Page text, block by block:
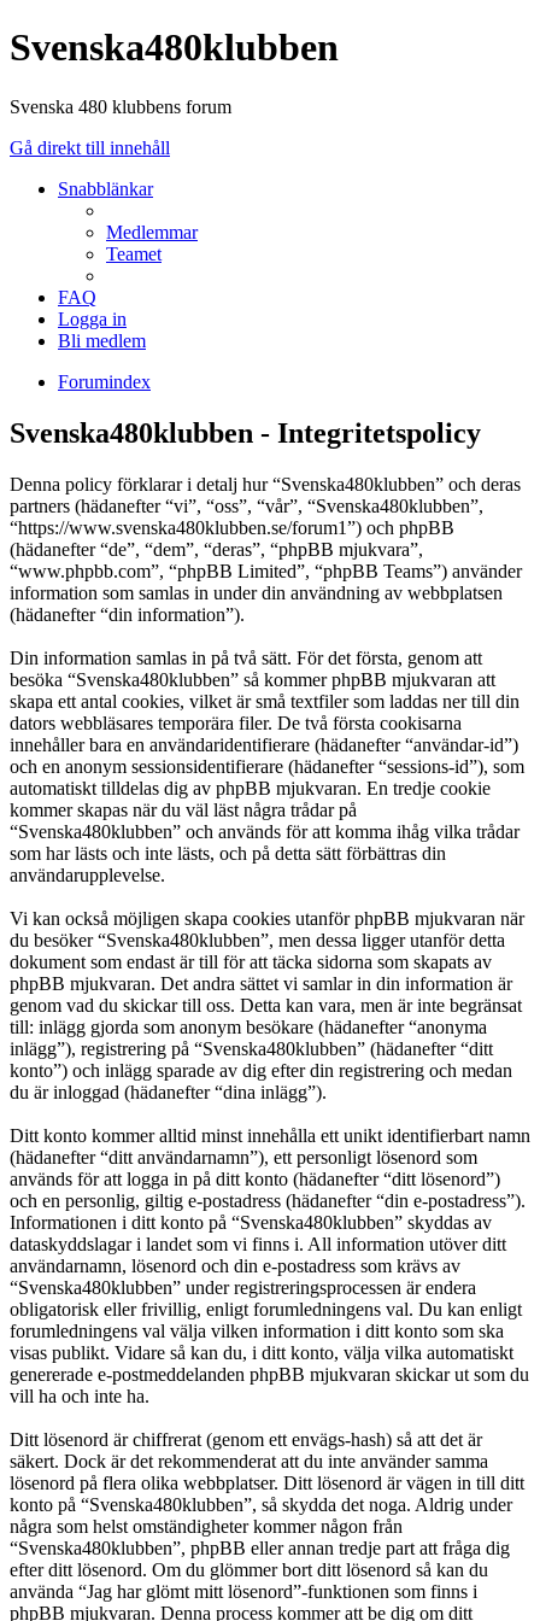
Svenska480klubben
Svenska 480 klubbens forum
Gå direkt till innehåll
Snabblänkar
Medlemmar
Teamet
FAQ
Logga in
Bli medlem
Forumindex
Svenska480klubben - Integritetspolicy
Denna policy förklarar i detalj hur “Svenska480klubben” och deras
partners (hädanefter “vi”, “oss”, “vår”, “Svenska480klubben”,
“https://www.svenska480klubben.se/forum1”) och phpBB
(hädanefter “de”, “dem”, “deras”, “phpBB mjukvara”,
“www.phpbb.com”, “phpBB Limited”, “phpBB Teams”) använder
information som samlas in under din användning av webbplatsen
(hädanefter “din information”).
Din information samlas in på två sätt. För det första, genom att
besöka “Svenska480klubben” så kommer phpBB mjukvaran att
skapa ett antal cookies, vilket är små textfiler som laddas ner till din
dators webbläsares temporära filer. De två första cookisarna
innehåller bara en användaridentifierare (hädanefter “användar-id”)
och en anonym sessionsidentifierare (hädanefter “sessions-id”), som
automatiskt tilldelas dig av phpBB mjukvaran. En tredje cookie
kommer skapas när du väl läst några trådar på
“Svenska480klubben” och används för att komma ihåg vilka trådar
som har lästs och inte lästs, och på detta sätt förbättras din
användarupplevelse.
Vi kan också möjligen skapa cookies utanför phpBB mjukvaran när
du besöker “Svenska480klubben”, men dessa ligger utanför detta
dokument som endast är till för att täcka sidorna som skapats av
phpBB mjukvaran. Det andra sättet vi samlar in din information är
genom vad du skickar till oss. Detta kan vara, men är inte begränsat
till: inlägg gjorda som anonym besökare (hädanefter “anonyma
inlägg”), registrering på “Svenska480klubben” (hädanefter “ditt
konto”) och inlägg sparade av dig efter din registrering och medan
du är inloggad (hädanefter “dina inlägg”).
Ditt konto kommer alltid minst innehålla ett unikt identifierbart namn
(hädanefter “ditt användarnamn”), ett personligt lösenord som
används för att logga in på ditt konto (hädanefter “ditt lösenord”)
och en personlig, giltig e-postadress (hädanefter “din e-postadress”).
Informationen i ditt konto på “Svenska480klubben” skyddas av
dataskyddslagar i landet som vi finns i. All information utöver ditt
användarnamn, lösenord och din e-postadress som krävs av
“Svenska480klubben” under registreringsprocessen är endera
obligatorisk eller frivillig, enligt forumledningens val. Du kan enligt
forumledningens val välja vilken information i ditt konto som ska
visas publikt. Vidare så kan du, i ditt konto, välja vilka automatiskt
genererade e-postmeddelanden phpBB mjukvaran skickar ut som du
vill ha och inte ha.
Ditt lösenord är chiffrerat (genom ett envägs-hash) så att det är
säkert. Dock är det rekommenderat att du inte använder samma
lösenord på flera olika webbplatser. Ditt lösenord är vägen in till ditt
konto på “Svenska480klubben”, så skydda det noga. Aldrig under
några som helst omständigheter kommer någon från
“Svenska480klubben”, phpBB eller annan tredje part att fråga dig
efter ditt lösenord. Om du glömmer bort ditt lösenord så kan du
använda “Jag har glömt mitt lösenord”-funktionen som finns i
phpBB mjukvaran. Denna process kommer att be dig om ditt